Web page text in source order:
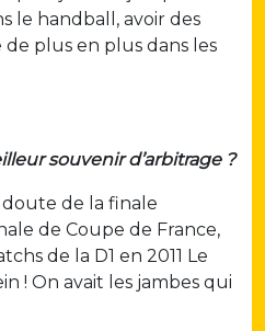
le handball, avoir des
plus en plus dans les
souvenir d’arbitrage ?
doute de la finale
de Coupe de France,
de la D1 en 2011 Le
! On avait les jambes qui